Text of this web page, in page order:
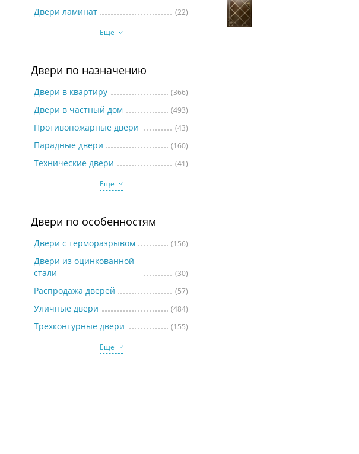
Двери с винилискожей
Двери ламинат
(22)
Еще
Двери по назначению
Двери в квартиру (366)
Двери в частный дом (493)
Противопожарные двери (43)
Парадные двери (160)
Технические двери
(41)
Еще
Двери по особенностям
Двери с терморазрывом (156)
Двери из оцинкованной
стали
(30)
Распродажа дверей (57)
Уличные двери (484)
Трехконтурные двери
(155)
Еще